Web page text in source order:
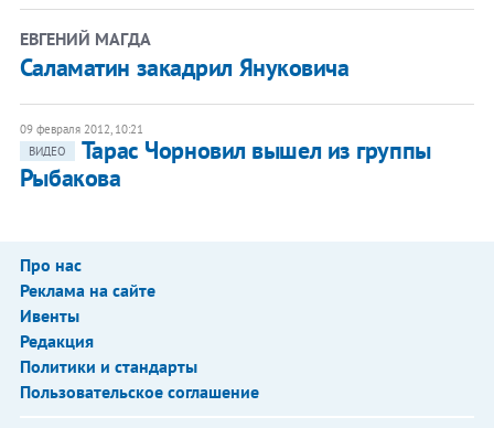
ЕВГЕНИЙ МАГДА
Саламатин закадрил Януковича
09 февраля 2012, 10:21
ВИДЕО
Тарас Чорновил вышел из группы
Рыбакова
Про нас
Реклама на сайте
Ивенты
Редакция
Политики и стандарты
Пользовательское соглашение